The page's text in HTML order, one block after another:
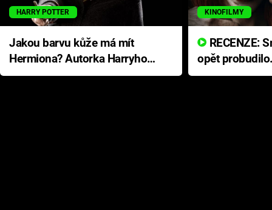
HARRY POTTER
Jakou barvu kůže má mít
Hermiona? Autorka Harryho
Pottera přišla s ráznou
KINOFILMY
opět
přichází s